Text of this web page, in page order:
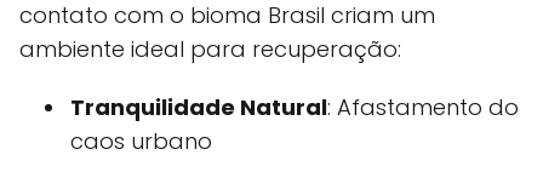
contato com o bioma Brasil criam um
ambiente ideal para recuperação:
Tranquilidade Natural: Afastamento do
caos urbano